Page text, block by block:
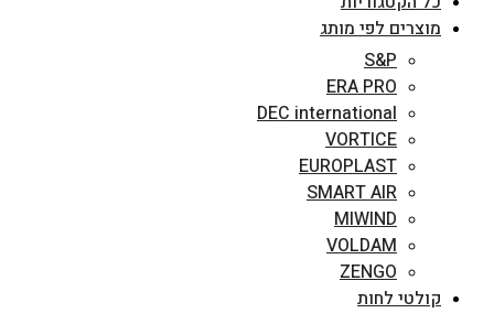
מוצרים לפי מותג
S&P
ERA PRO
DEC international
VORTICE
EUROPLAST
SMART AIR
MIWIND
VOLDAM
ZENGO
קולטי לחות